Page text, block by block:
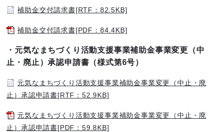
補助金交付請求書[RTF：82.5KB]
補助金交付請求書[PDF：84.4KB]
・元気なまちづくり活動支援事業補助金事業変更（中
止・廃止）承認申請書（様式第6号）
元気なまちづくり活動支援事業補助金事業変更（中止・廃
止）承認申請書[RTF：52.9KB]
元気なまちづくり活動支援事業補助金事業変更（中止・廃
止）承認申請書[PDF：59.8KB]